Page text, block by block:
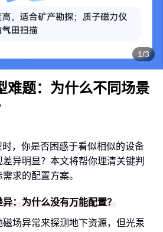
1/3
难题：为什么不同场景
时，你是否困惑于看似相似的设备
异明显？本文将帮你理清关键判
求的配置方案。
：为什么没有万能配置？
场异常来探测地下资源，但光泵